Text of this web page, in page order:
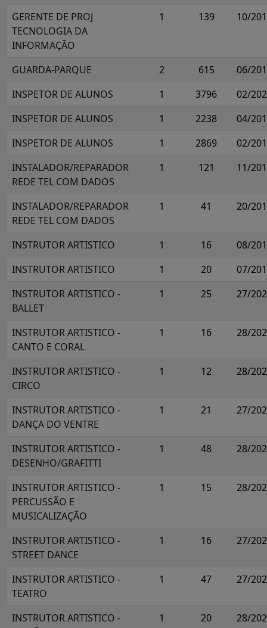
GERENTE DE PROJ
TECNOLOGIA DA
INFORMAÇÃO
1 139 10/
GUARDA-PARQUE 2 615
06/
INSPETOR DE ALUNOS
1 3796
02/
INSPETOR DE ALUNOS
1 2238
04/
INSPETOR DE ALUNOS
1 2869
02/
INSTALADOR/REPARADOR
REDE TEL COM DADOS
1 121 11/
INSTALADOR/REPARADOR
REDE TEL COM DADOS
1 41 20/
INSTRUTOR ARTISTICO 1 16
08/
INSTRUTOR ARTISTICO
1 20
07/
INSTRUTOR ARTISTICO -
BALLET
1 25 27/
INSTRUTOR ARTISTICO -
CANTO E CORAL
1 16 28/
INSTRUTOR ARTISTICO -
CIRCO
1 12 28/
INSTRUTOR ARTISTICO -
DANÇA DO VENTRE
1 21 27/
INSTRUTOR ARTISTICO -
DESENHO/GRAFITTI
1 48 28/
INSTRUTOR ARTISTICO -
PERCUSSÃO E
MUSICALIZAÇÃO
1 15 28/
INSTRUTOR ARTISTICO -
STREET DANCE
1 16 27/
INSTRUTOR ARTISTICO -
TEATRO
1 47 27/
INSTRUTOR ARTISTICO -
1 20 28/